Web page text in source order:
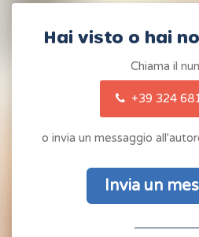
Hai visto o hai
Chiama il
+39 324
o invia un messaggio
Invia un